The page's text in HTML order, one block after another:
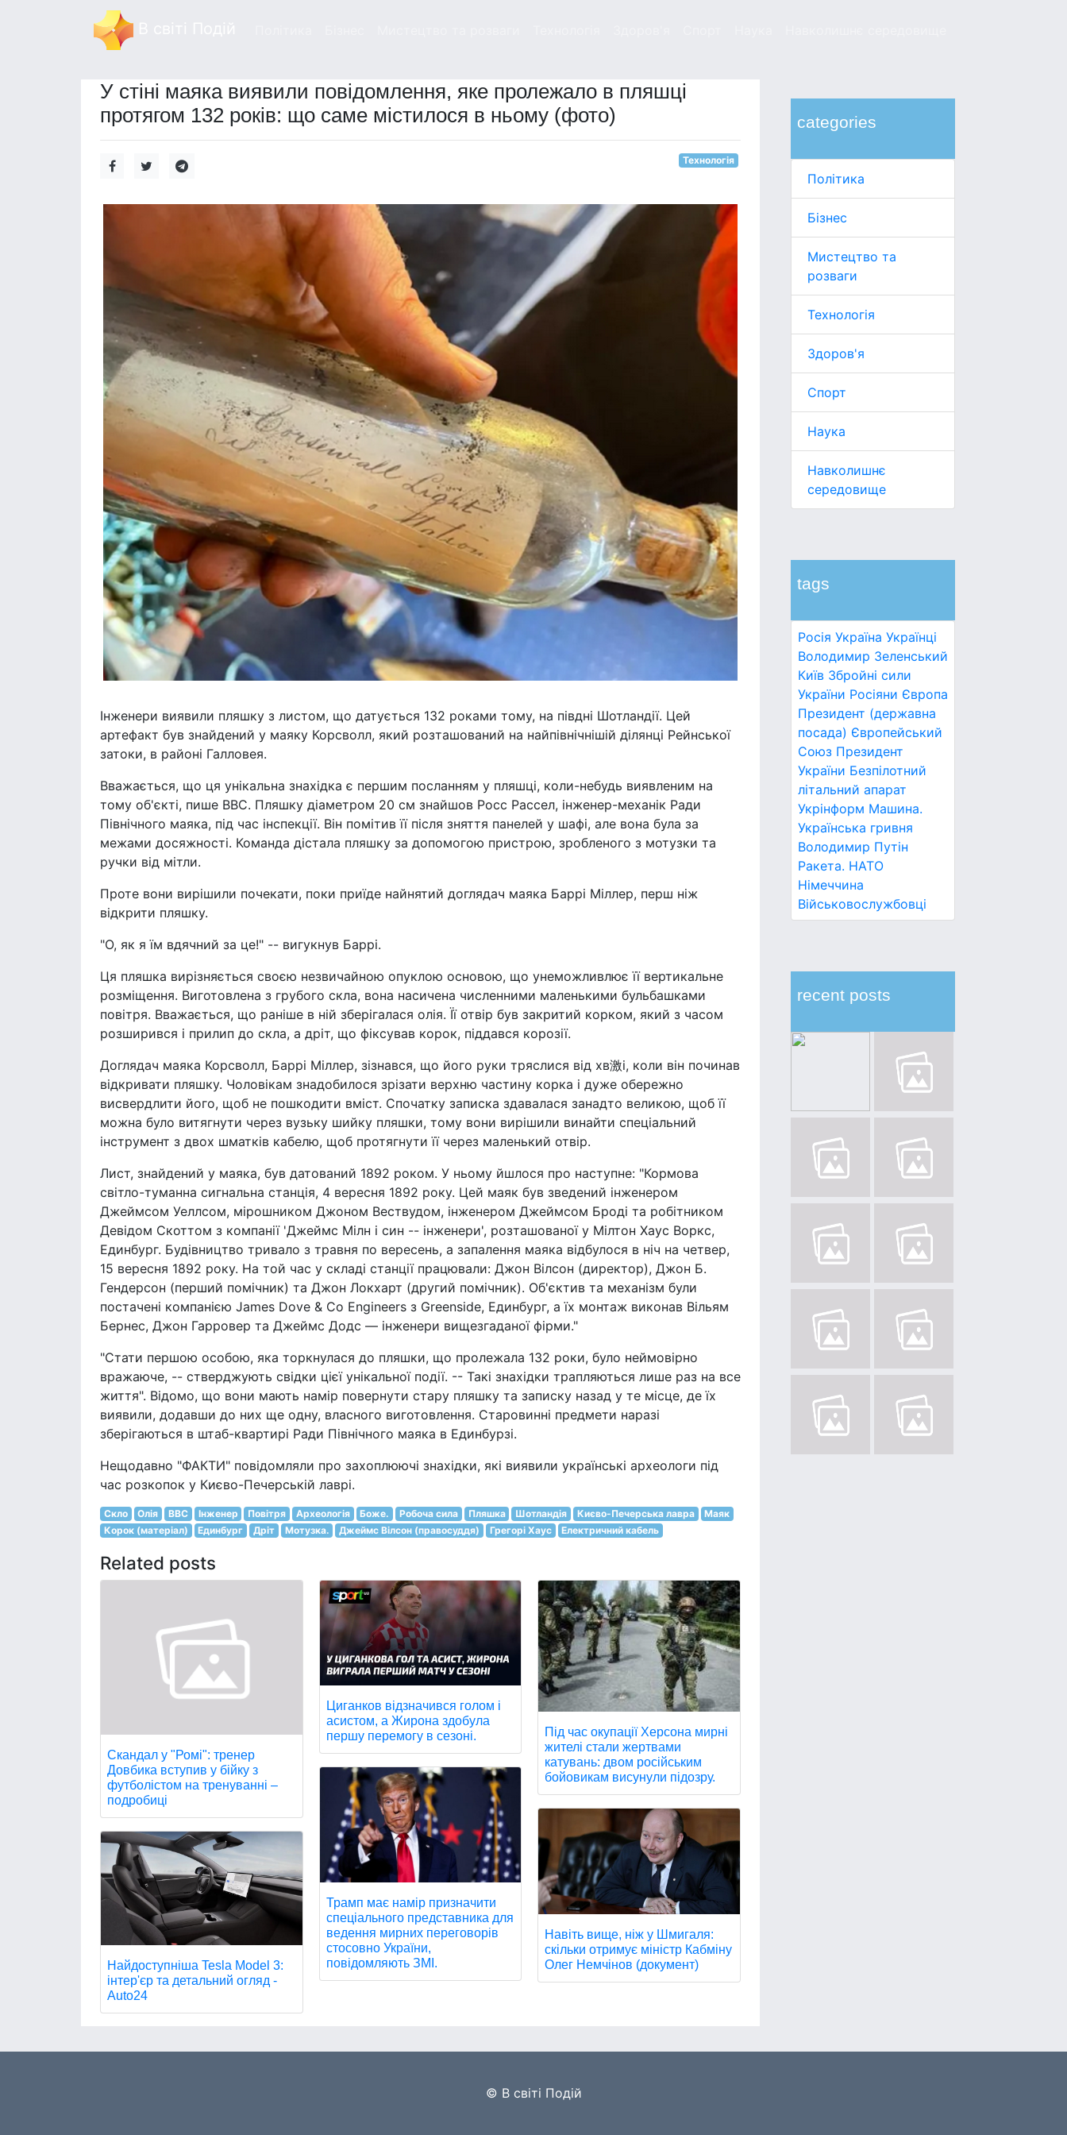
categories
Політика
Бізнес
Мистецтво та
розваги
Технологія
Здоров'я
Спорт
Наука
Навколишнє
середовище
tags
Росія Україна Українці
Володимир Зеленський
Київ Збройні сили
України Росіяни Європа
Президент (державна
посада) Європейський
Союз Президент
України Безпілотний
літальний апарат
Укрінформ Машина.
Українська гривня
Володимир Путін
Ракета. НАТО
Німеччина
Військовослужбовці
recent posts
У стіні маяка виявили повідомлення, яке пролежало в пляшці
протягом 132 років: що саме містилося в ньому (фото)
Технологія
Інженери виявили пляшку з листом, що датується 132 роками тому, на півдні Шотландії. Цей
артефакт був знайдений у маяку Корсволл, який розташований на найпівнічнішій ділянці Рейнської
затоки, в районі Галловея.
Вважається, що ця унікальна знахідка є першим посланням у пляшці, коли-небудь виявленим на
тому об'єкті, пише BBC. Пляшку діаметром 20 см знайшов Росс Рассел, інженер-механік Ради
Північного маяка, під час інспекції. Він помітив її після зняття панелей у шафі, але вона була за
межами досяжності. Команда дістала пляшку за допомогою пристрою, зробленого з мотузки та
ручки від мітли.
Проте вони вирішили почекати, поки приїде найнятий доглядач маяка Баррі Міллер, перш ніж
відкрити пляшку.
"О, як я їм вдячний за це!" -- вигукнув Баррі.
Ця пляшка вирізняється своєю незвичайною опуклою основою, що унеможливлює її вертикальне
розміщення. Виготовлена з грубого скла, вона насичена численними маленькими бульбашками
повітря. Вважається, що раніше в ній зберігалася олія. Її отвір був закритий корком, який з часом
розширився і прилип до скла, а дріт, що фіксував корок, піддався корозії.
Доглядач маяка Корсволл, Баррі Міллер, зізнався, що його руки тряслися від хв激і, коли він починав
відкривати пляшку. Чоловікам знадобилося зрізати верхню частину корка і дуже обережно
висвердлити його, щоб не пошкодити вміст. Спочатку записка здавалася занадто великою, щоб її
можна було витягнути через вузьку шийку пляшки, тому вони вирішили винайти спеціальний
інструмент з двох шматків кабелю, щоб протягнути її через маленький отвір.
Лист, знайдений у маяка, був датований 1892 роком. У ньому йшлося про наступне: "Кормова
світло-туманна сигнальна станція, 4 вересня 1892 року. Цей маяк був зведений інженером
Джеймсом Уеллсом, мірошником Джоном Вествудом, інженером Джеймсом Броді та робітником
Девідом Скоттом з компанії 'Джеймс Мілн і син -- інженери', розташованої у Мілтон Хаус Воркс,
Единбург. Будівництво тривало з травня по вересень, а запалення маяка відбулося в ніч на четвер,
15 вересня 1892 року. На той час у складі станції працювали: Джон Вілсон (директор), Джон Б.
Гендерсон (перший помічник) та Джон Локхарт (другий помічник). Об'єктив та механізм були
постачені компанією James Dove & Co Engineers з Greenside, Единбург, а їх монтаж виконав Вільям
Бернес, Джон Гарровер та Джеймс Додс — інженери вищезгаданої фірми."
"Стати першою особою, яка торкнулася до пляшки, що пролежала 132 роки, було неймовірно
вражаюче, -- стверджують свідки цієї унікальної події. -- Такі знахідки трапляються лише раз на все
життя". Відомо, що вони мають намір повернути стару пляшку та записку назад у те місце, де їх
виявили, додавши до них ще одну, власного виготовлення. Старовинні предмети наразі
зберігаються в штаб-квартирі Ради Північного маяка в Единбурзі.
Нещодавно "ФАКТИ" повідомляли про захоплюючі знахідки, які виявили українські археологи під
час розкопок у Києво-Печерській лаврі.
Скло Олія BBC Інженер Повітря Археологія Боже. Робоча сила Пляшка Шотландія Києво-Печерська лавра
Маяк
Корок (матеріал)
Единбург Дріт Мотузка. Джеймс Вілсон (правосуддя) Грегорі Хаус Електричний кабель
Related posts
Скандал у "Ромі": тренер
Довбика вступив у бійку з
футболістом на тренуванні –
подробиці
Найдоступніша Tesla Model 3:
інтер'єр та детальний огляд -
Auto24
Циганков відзначився голом і
асистом, а Жирона здобула
першу перемогу в сезоні.
Трамп має намір призначити
спеціального представника для
ведення мирних переговорів
стосовно України,
повідомляють ЗМІ.
Під час окупації Херсона мирні
жителі стали жертвами
катувань: двом російським
бойовикам висунули підозру.
Навіть вище, ніж у Шмигаля:
скільки отримує міністр Кабміну
Олег Немчінов (документ)
© В світі Подій